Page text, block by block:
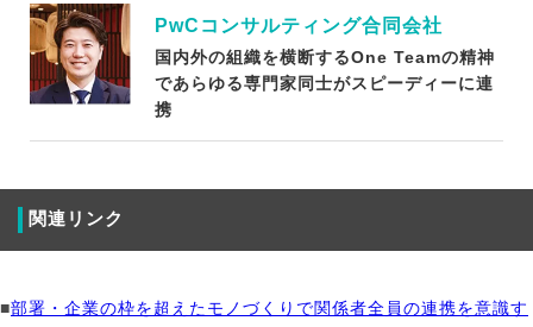
PwCコンサルティング合同会社
国内外の組織を横断するOne Teamの精神
であらゆる専門家同士がスピーディーに連
携
関連リンク
■部署・企業の枠を超えたモノづくりで関係者全員の連携を意識す